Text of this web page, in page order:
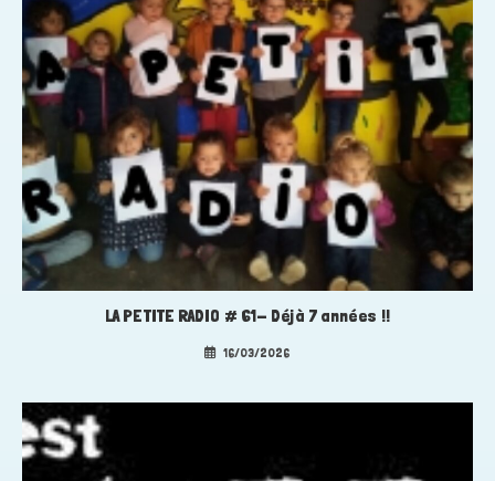
LA PETITE RADIO # 61- Déjà 7 années !!
16/03/2026